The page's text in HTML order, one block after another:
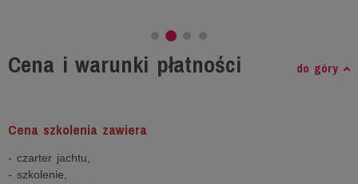
Cena i warunki płatności do góry
Cena szkolenia zawiera
- czarter jachtu,
- szkolenie,